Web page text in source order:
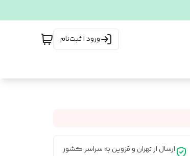
ورود | ثبت‌نام
ارسال از تهران و قزوین به سراسر کشور